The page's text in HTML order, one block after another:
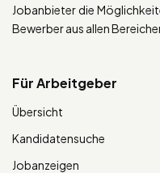
Jobanbieter die
Bewerber aus allen
Für Arbeitgeber
Übersicht
Kandidatensuche
Jobanzeigen